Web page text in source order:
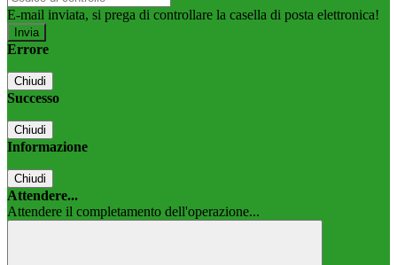
E-mail inviata, si prega di controllare la casella di posta elettronica!
Errore
Chiudi
Successo
Chiudi
Informazione
Chiudi
Attendere...
Attendere il completamento dell'operazione...